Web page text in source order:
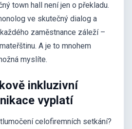
town hall není jen o překladu.
ve skutečný dialog a
zaměstnance záleží –
A je to mnohem
myslíte.
inkluzivní
vyplatí
celofiremních setkání?